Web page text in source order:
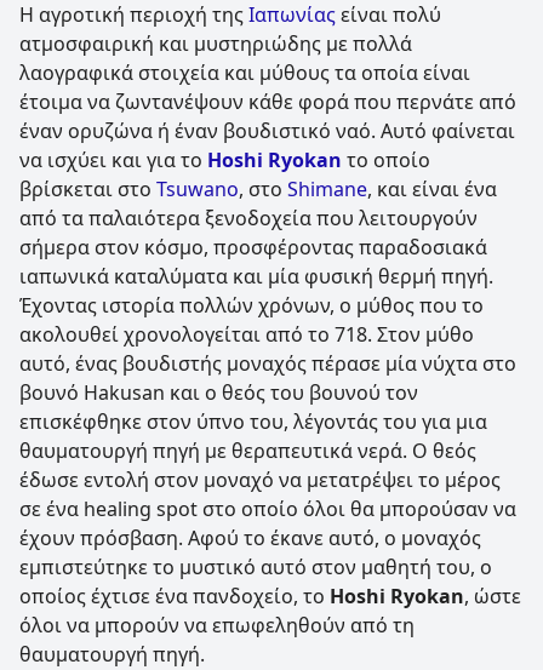
Η αγροτική περιοχή τηςΙαπωνίαςείναι πολύ
ατμοσφαιρική και μυστηριώδης με πολλά
λαογραφικά στοιχεία και μύθους τα οποία είναι
έτοιμα να ζωντανέψουν κάθε φορά που περνάτε από
έναν ορυζώνα ή έναν βουδιστικό ναό. Αυτό φαίνεται
να ισχύει και για το Hoshi Ryokan το οποίο
βρίσκεται στο Tsuwano, στο Shimane, και είναι ένα
από τα παλαιότερα ξενοδοχεία που λειτουργούν
σήμερα στον κόσμο, προσφέροντας παραδοσιακά
ιαπωνικά καταλύματα και μία φυσική θερμή πηγή.
Έχοντας ιστορία πολλών χρόνων, ο μύθος που το
ακολουθεί χρονολογείται από το 718. Στον μύθο
αυτό, ένας βουδιστής μοναχός πέρασε μία νύχτα στο
βουνό Hakusan και ο θεός του βουνού τον
επισκέφθηκε στον ύπνο του, λέγοντάς του για μια
θαυματουργή πηγή με θεραπευτικά νερά. Ο θεός
έδωσε εντολή στον μοναχό να μετατρέψει το μέρος
σε ένα healing spot στο οποίο όλοι θα μπορούσαν να
έχουν πρόσβαση. Αφού το έκανε αυτό, ο μοναχός
εμπιστεύτηκε το μυστικό αυτό στον μαθητή του, ο
οποίος έχτισε ένα πανδοχείο, το Hoshi Ryokan, ώστε
όλοι να μπορούν να επωφεληθούν από τη
θαυματουργή πηγή.